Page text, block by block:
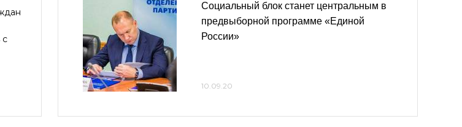
с
Социальный блок станет центральным в
предвыборной программе «Единой
России»
10.09.20